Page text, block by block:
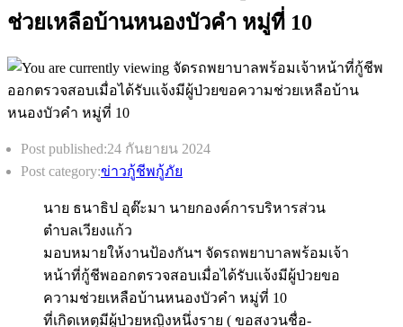
ช่วยเหลือบ้านหนองบัวคำ หมู่ที่ 10
Post published:24 กันยายน 2024
Post category:ข่าวกู้ชีพกู้ภัย
นาย ธนาธิป อุต๊ะมา นายกองค์การบริหารส่วน
ตำบลเวียงแก้ว
มอบหมายให้งานป้องกันฯ จัดรถพยาบาลพร้อมเจ้า
หน้าที่กู้ชีพออกตรวจสอบเมื่อได้รับเเจ้งมีผู้ป่วยขอ
ความช่วยเหลือบ้านหนองบัวคำ หมู่ที่ 10
ที่เกิดเหตุมีผู้ป่วยหญิงหนึ่งราย ( ขอสงวนชื่อ-